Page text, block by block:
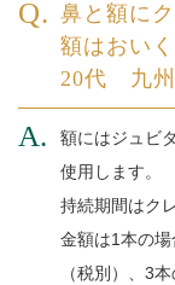
鼻と額に
額はおい
20代 九
額にはジュビ
使用します。
持続期間はク
金額は1本の
（税別）、3